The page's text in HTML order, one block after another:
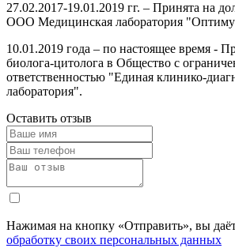
27.02.2017-19.01.2019 гг. – Принята на
ООО Медицинская лаборатория
10.01.2019 года – по настоящее время -
биолога-цитолога в Общество с
ответственностью "Единая клинико-
лаборатория".
Оставить отзыв
Нажимая на кнопку «Отправить», вы
обработку своих персональных данных